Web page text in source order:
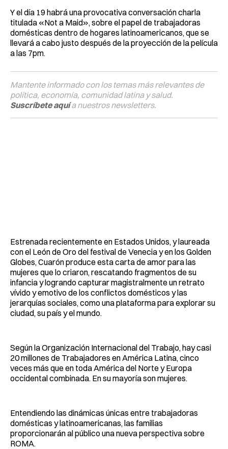
Y el día 19 habrá una provocativa conversación charla
titulada «Not a Maid», sobre el papel de trabajadoras
domésticas dentro de hogares latinoamericanos, que se
llevará a cabo justo después de la proyección de la película
a las 7pm.
Mantente informado con los temas más relevantes de
política, economía, comunidad latina y salud.
Suscríbete aquía nuestros newsletters.
Estrenada recientemente en Estados Unidos, y laureada
con el León de Oro del festival de Venecia y en los Golden
Globes, Cuarón produce esta carta de amor para las
mujeres que lo criaron, rescatando fragmentos de su
infancia y logrando capturar magistralmente un retrato
vívido y emotivo de los conflictos domésticos y las
jerarquías sociales, como una plataforma para explorar su
ciudad, su país y el mundo.
Según la Organización Internacional del Trabajo, hay casi
20 millones de Trabajadores en América Latina, cinco
veces más que en toda América del Norte y Europa
occidental combinada. En su mayoría son mujeres.
Entendiendo las dinámicas únicas entre trabajadoras
domésticas y latinoamericanas, las familias
proporcionarán al público una nueva perspectiva sobre
ROMA.